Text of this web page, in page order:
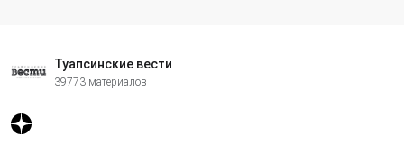
Туапсинские вести
39773 материалов